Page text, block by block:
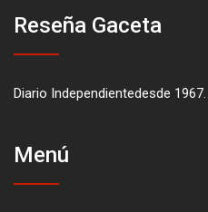
Reseña Gaceta
Diario Independientedesde 1967.
Menú